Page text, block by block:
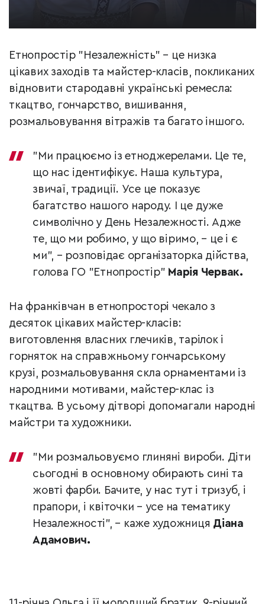
Етнопростір "Незалежність" – це низка
цікавих заходів та майстер-класів, покликаних
відновити стародавні українські ремесла:
ткацтво, гончарство, вишивання,
розмальовування вітражів та багато іншого.
"Ми працюємо із етноджерелами. Це те,
що нас ідентифікує. Наша культура,
звичаї, традиції. Усе це показує
багатство нашого народу. І це дуже
символічно у День Незалежності. Адже
те, що ми робимо, у що віримо, – це і є
ми", – розповідає організаторка дійства,
голова ГО "Етнопростір" Марія Червак.
На франківчан в етнопросторі чекало з
десяток цікавих майстер-класів:
виготовлення власних глечиків, тарілок і
горняток на справжньому гончарському
крузі, розмальовування скла орнаментами із
народними мотивами, майстер-клас із
ткацтва. В усьому дітворі допомагали народні
майстри та художники.
"Ми розмальовуємо глиняні вироби. Діти
сьогодні в основному обирають сині та
жовті фарби. Бачите, у нас тут і тризуб, і
прапори, і квіточки – усе на тематику
Незалежності", – каже художниця Діана
Адамович.